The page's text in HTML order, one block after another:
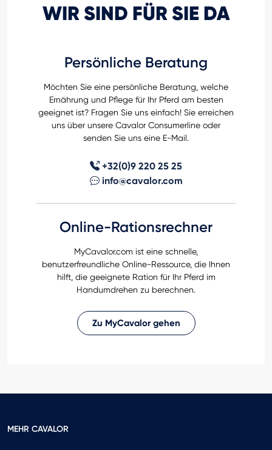
WIR SIND FÜR SIE DA
Persönliche Beratung
Möchten Sie eine persönliche Beratung, welche
Ernährung und Pflege für Ihr Pferd am besten
geeignet ist? Fragen Sie uns einfach! Sie erreichen
uns über unsere Cavalor Consumerline oder
senden Sie uns eine E-Mail.
+32(0)9 220 25 25
info@cavalor.com
Online-Rationsrechner
MyCavalor.com ist eine schnelle,
benutzerfreundliche Online-Ressource, die Ihnen
hilft, die geeignete Ration für Ihr Pferd im
Handumdrehen zu berechnen.
Zu MyCavalor gehen
MEHR CAVALOR